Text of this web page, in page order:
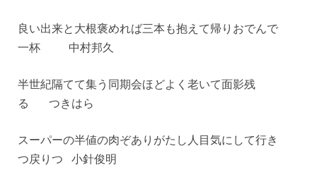
良い出来と大根褒めれば三本も抱えて帰りおでんで
一杯 中村邦久
半世紀隔てて集う同期会ほどよく老いて面影残
る つきはら
スーパーの半値の肉ぞありがたし人目気にして行き
つ戻りつ 小針俊明